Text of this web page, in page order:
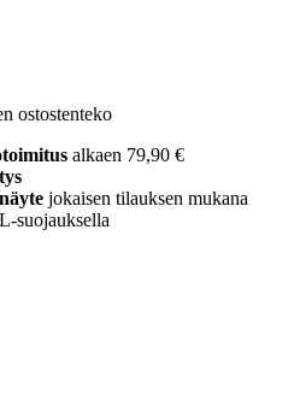
ostostenteko
alkaen 79,90 €
jokaisen tilauksen mukana
suojauksella